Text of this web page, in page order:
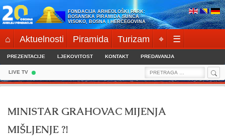
Skip
to
content
FONDACIJA ARHEOLOŠKI PARK:
BOSANSKA PIRAMIDA SUNCA
VISOKO, BOSNA I HERCEGOVINA
⌂ Aktuelnosti Piramida Turizam ⌖ ☰
PREZENTACIJE LJEKOVITOST KONTAKT PREDAVANJA
LIVE TV
Search
for:
MINISTAR GRAHOVAC MIJENJA
MIŠLJENJE ?!